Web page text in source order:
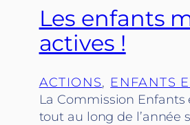
Les enfants
actives !
ACTIONS, ENFANTS
La Commission
tout au long de l’année